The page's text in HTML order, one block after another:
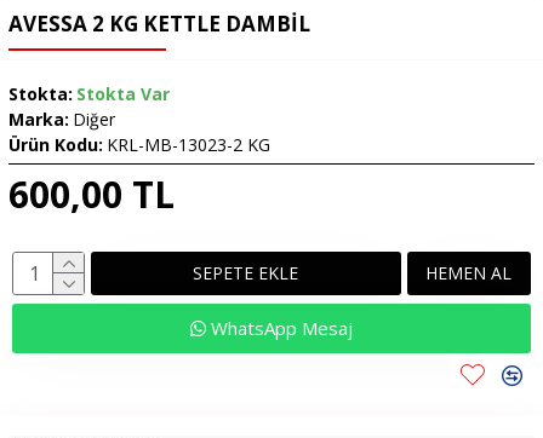
AVESSA 2 KG KETTLE DAMBIL
600,00 TL
Stokta: Stokta Var
Marka: Diğer
Ürün Kodu: KRL-MB-13023-2 KG
SEPETE EKLE HEMEN AL
WhatsApp Mesaj